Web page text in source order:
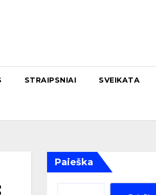
STRAIPSNIAI SVEIKATA
Paieška